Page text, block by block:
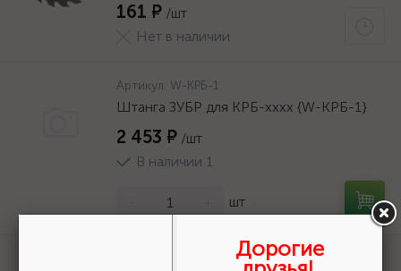
161 ₽ /шт
Нет в наличии
Артикул: W-КРБ-1
Штанга ЗУБР для КРБ-хххх {W-КРБ-1}
2 453 ₽ /шт
В наличии 1
шт
36800-140-20-16_z01
Дорогие